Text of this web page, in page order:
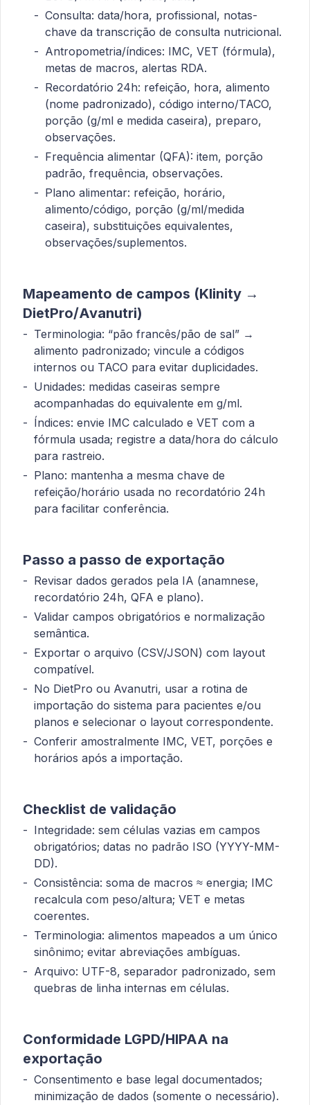
Consulta: data/hora, profissional, notas-
chave da transcrição de consulta nutricional.
Antropometria/índices: IMC, VET (fórmula),
metas de macros, alertas RDA.
Recordatório 24h: refeição, hora, alimento
(nome padronizado), código interno/TACO,
porção (g/ml e medida caseira), preparo,
observações.
Frequência alimentar (QFA): item, porção
padrão, frequência, observações.
Plano alimentar: refeição, horário,
alimento/código, porção (g/ml/medida
caseira), substituições equivalentes,
observações/suplementos.
Mapeamento de campos (Klinity →
DietPro/Avanutri)
Terminologia: “pão francês/pão de sal” →
alimento padronizado; vincule a códigos
internos ou TACO para evitar duplicidades.
Unidades: medidas caseiras sempre
acompanhadas do equivalente em g/ml.
Índices: envie IMC calculado e VET com a
fórmula usada; registre a data/hora do cálculo
para rastreio.
Plano: mantenha a mesma chave de
refeição/horário usada no recordatório 24h
para facilitar conferência.
Passo a passo de exportação
Revisar dados gerados pela IA (anamnese,
recordatório 24h, QFA e plano).
Validar campos obrigatórios e normalização
semântica.
Exportar o arquivo (CSV/JSON) com layout
compatível.
No DietPro ou Avanutri, usar a rotina de
importação do sistema para pacientes e/ou
planos e selecionar o layout correspondente.
Conferir amostralmente IMC, VET, porções e
horários após a importação.
Checklist de validação
Integridade: sem células vazias em campos
obrigatórios; datas no padrão ISO (YYYY-MM-
DD).
Consistência: soma de macros ≈ energia; IMC
recalcula com peso/altura; VET e metas
coerentes.
Terminologia: alimentos mapeados a um único
sinônimo; evitar abreviações ambíguas.
Arquivo: UTF-8, separador padronizado, sem
quebras de linha internas em células.
Conformidade LGPD/HIPAA na
exportação
Consentimento e base legal documentados;
minimização de dados (somente o necessário).